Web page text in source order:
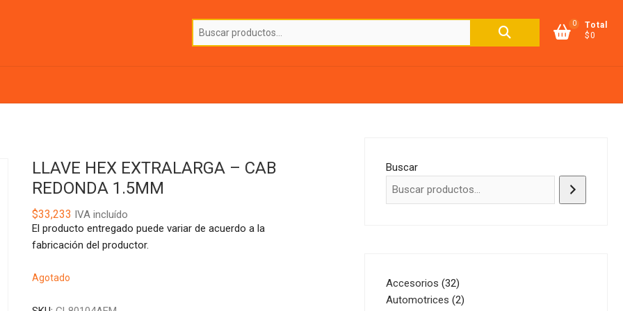
Buscar
0
Total
$0
LLAVE HEX EXTRALARGA – CAB
REDONDA 1.5MM
$33,233 IVA incluído
El producto entregado puede variar de acuerdo a la
fabricación del productor.
Agotado
Buscar
Accesorios 3232
productos
Automotrices 22